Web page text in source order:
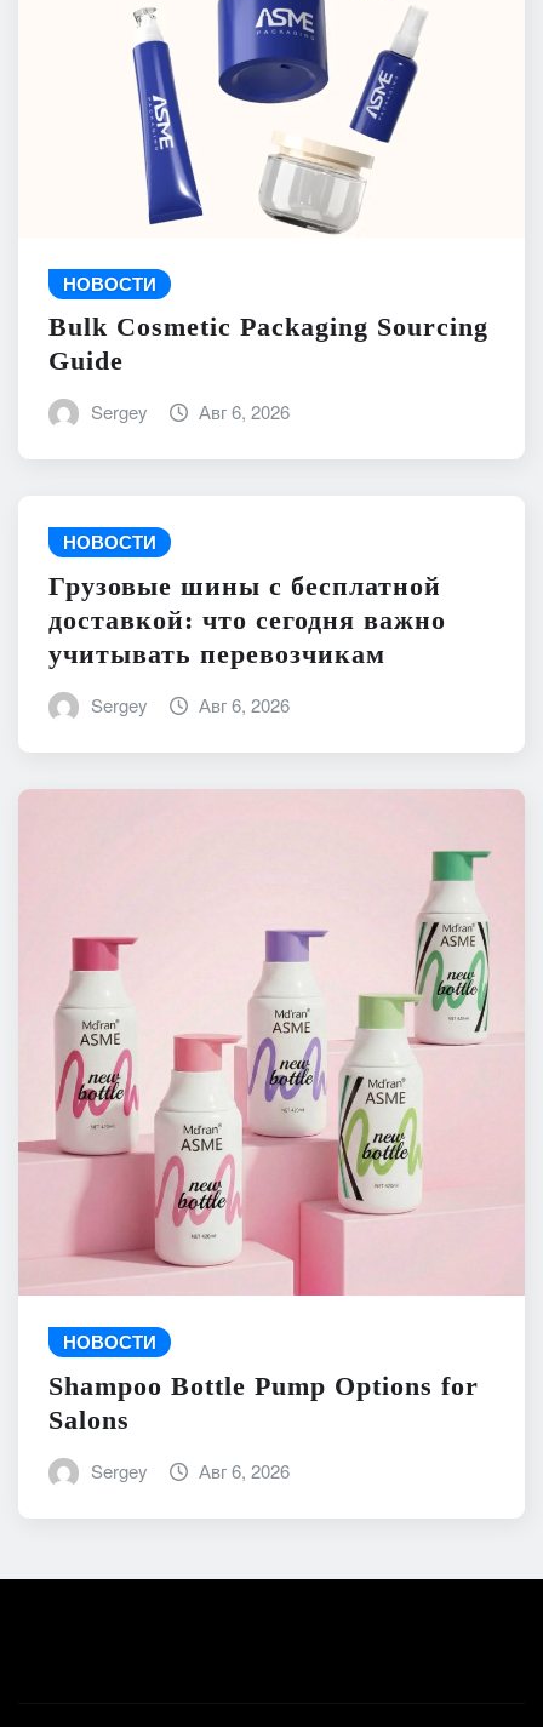
НОВОСТИ
Bulk Cosmetic Packaging Sourcing
Guide
Sergey Авг 6, 2026
НОВОСТИ
Грузовые шины с бесплатной
доставкой: что сегодня важно
учитывать перевозчикам
Sergey Авг 6, 2026
НОВОСТИ
Shampoo Bottle Pump Options for
Salons
Sergey Авг 6, 2026